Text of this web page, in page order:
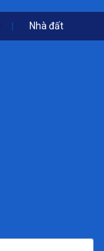
Nhà đất